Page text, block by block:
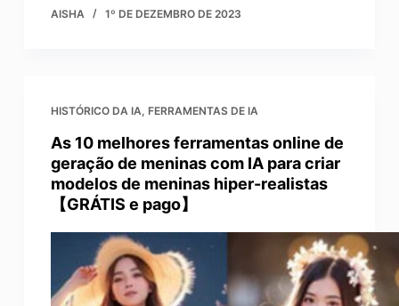
AISHA 1º DE DEZEMBRO DE 2023
HISTÓRICO DA IA, FERRAMENTAS DE IA
As 10 melhores ferramentas online de
geração de meninas com IA para criar
modelos de meninas hiper-realistas
【GRÁTIS e pago】